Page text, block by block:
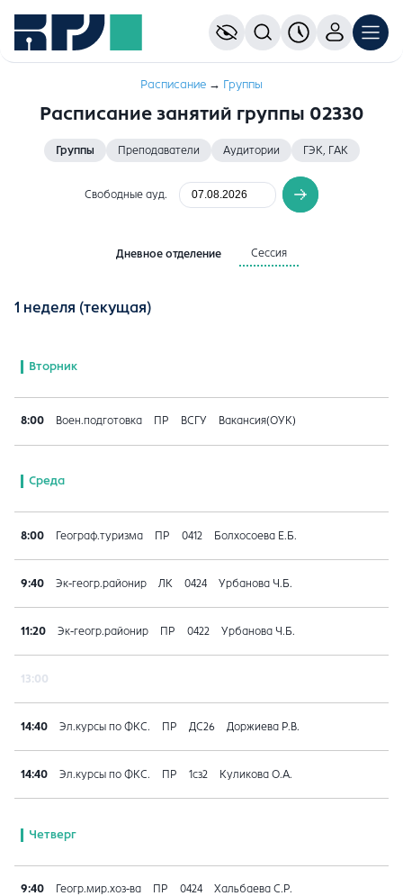
Расписание → Группы
Расписание занятий группы 02330
Группы Преподаватели Аудитории ГЭК, ГАК
Свободные ауд.
Дневное отделение Сессия
1 неделя (текущая)
Вторник
8:00 Воен.подготовка ПР ВСГУ Вакансия(ОУК)
Среда
8:00 Географ.туризма ПР 0412 Болхосоева Е.Б.
9:40 Эк-геогр.районир ЛК 0424 Урбанова Ч.Б.
11:20 Эк-геогр.районир ПР 0422 Урбанова Ч.Б.
13:00
14:40 Эл.курсы по ФКС. ПР ДС26 Доржиева Р.В.
14:40 Эл.курсы по ФКС. ПР 1сз2 Куликова О.А.
Четверг
9:40 Геогр.мир.хоз-ва ПР 0424 Хальбаева С.Р.